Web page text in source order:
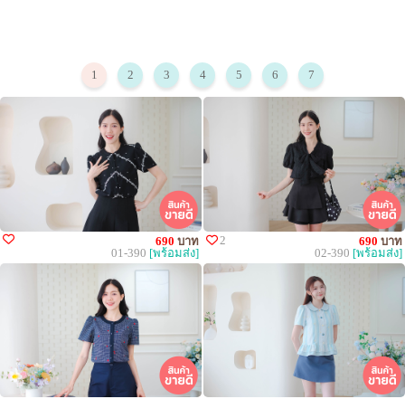
1 2 3 4 5 6 7
690 บาท
01-390 [พร้อมส่ง]
2 690 บาท
02-390 [พร้อมส่ง]